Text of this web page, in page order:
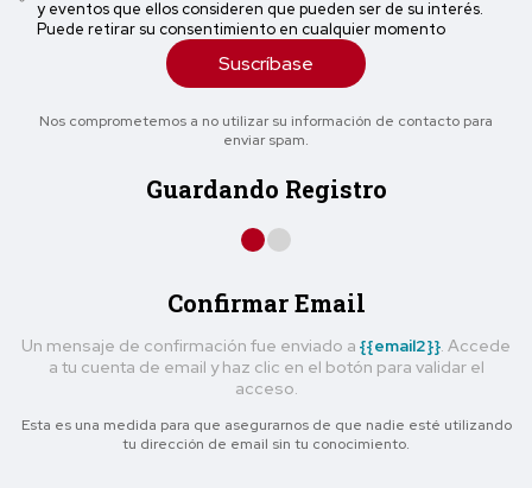
y eventos que ellos consideren que pueden ser de su interés.
Puede retirar su consentimiento en cualquier momento
Suscríbase
Nos comprometemos a no utilizar su información de contacto para
enviar spam.
Guardando Registro
Confirmar Email
Un mensaje de confirmación fue enviado a {{email2}} . Accede
a tu cuenta de email y haz clic en el botón para validar el
acceso.
Esta es una medida para que asegurarnos de que nadie esté utilizando
tu dirección de email sin tu conocimiento.